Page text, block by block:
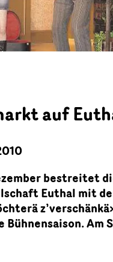
auf
bestreitet
Euthal mit
Am